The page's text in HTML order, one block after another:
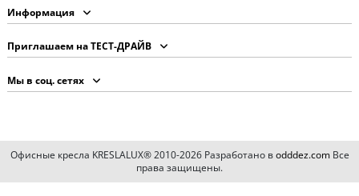
Информация
Приглашаем на ТЕСТ-ДРАЙВ
Мы в соц. сетях
Офисные кресла KRESLALUX® 2010-2026 Разработано вodddez.comВсе
права защищены.